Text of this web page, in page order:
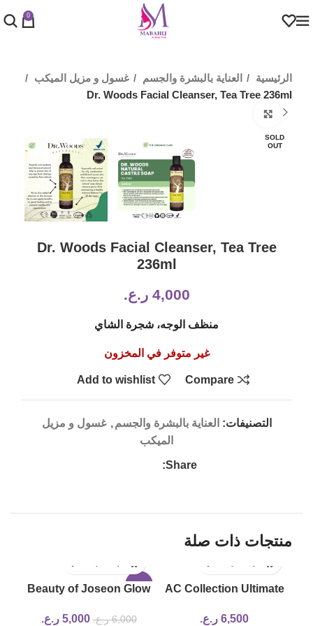
0
الرئيسية العناية بالبشرة والجسم
غسول و مزيل الميكب
Dr. Woods Facial Cleanser, Tea Tree 236ml
SOLD
OUT
Dr. Woods Facial Cleanser, Tea Tree
236ml
4,000 ر.ع.
منظف الوجه، شجرة الشاي
غير متوفر في المخزون
Compare
Add to wishlist
التصنيفات: العناية بالبشرة والجسم , غسول و مزيل
الميكب
Share:
منتجات ذات صلة
AC Collection Ultimate
6,500 ر.ع.
-17%
Beauty of Joseon Glow
Niacinamide 30ml
6,000 ر.ع. 5,000 ر.ع.